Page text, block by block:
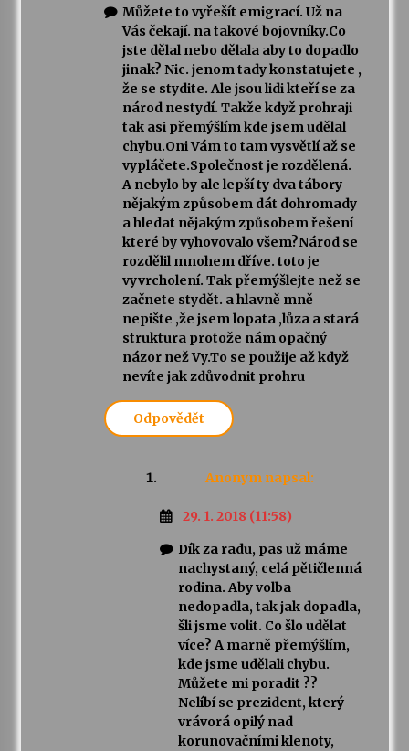
Můžete to vyřešít emigrací. Už na
Vás čekají. na takové bojovníky.Co
jste dělal nebo dělala aby to dopadlo
jinak? Nic. jenom tady konstatujete ,
že se stydite. Ale jsou lidi kteří se za
národ nestydí. Takže když prohraji
tak asi přemýšlím kde jsem udělal
chybu.Oni Vám to tam vysvětlí až se
vypláčete.Společnost je rozdělená.
A nebylo by ale lepší ty dva tábory
nějakým způsobem dát dohromady
a hledat nějakým způsobem řešení
které by vyhovovalo všem?Národ se
rozdělil mnohem dříve. toto je
vyvrcholení. Tak přemýšlejte než se
začnete stydět. a hlavně mně
nepište ,že jsem lopata ,lůza a stará
struktura protože nám opačný
názor než Vy.To se použije až když
nevíte jak zdůvodnit prohru
Odpovědět
Anonym napsal:
29. 1. 2018 (11:58)
Dík za radu, pas už máme
nachystaný, celá pětičlenná
rodina. Aby volba
nedopadla, tak jak dopadla,
šli jsme volit. Co šlo udělat
více? A marně přemýšlím,
kde jsme udělali chybu.
Můžete mi poradit ??
Nelíbí se prezident, který
vrávorá opilý nad
korunovačními klenoty,